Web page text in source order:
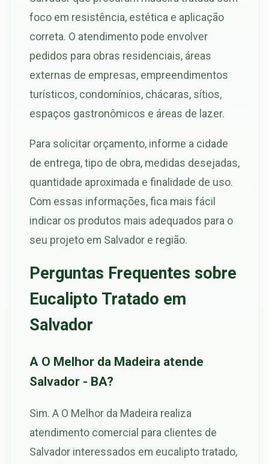
foco em resistência, estética e aplicação
correta. O atendimento pode envolver
pedidos para obras residenciais, áreas
externas de empresas, empreendimentos
turísticos, condomínios, chácaras, sítios,
espaços gastronômicos e áreas de lazer.
Para solicitar orçamento, informe a cidade
de entrega, tipo de obra, medidas desejadas,
quantidade aproximada e finalidade de uso.
Com essas informações, fica mais fácil
indicar os produtos mais adequados para o
seu projeto em Salvador e região.
Perguntas Frequentes sobre
Eucalipto Tratado em
Salvador
A O Melhor da Madeira atende
Salvador - BA?
Sim. A O Melhor da Madeira realiza
atendimento comercial para clientes de
Salvador interessados em eucalipto tratado,